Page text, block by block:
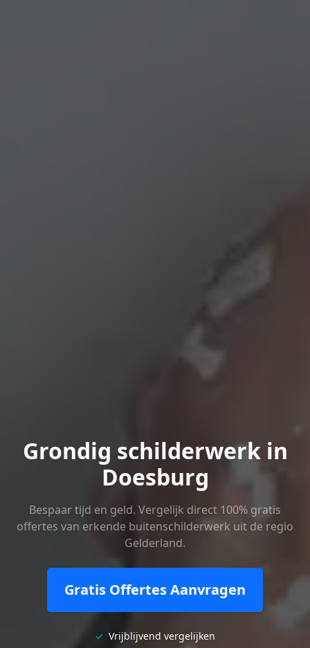
Grondig schilderwerk in
Doesburg
Bespaar tijd en geld. Vergelijk direct 100% gratis
offertes van erkende buitenschilderwerk uit de regio
Gelderland.
Gratis Offertes Aanvragen
✓ Vrijblijvend vergelijken